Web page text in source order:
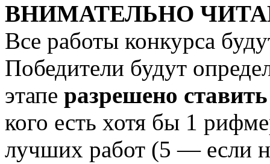
ВНИМАТЕЛЬНО
Все работы конкурса
Победители будут
этапе разрешено
кого есть хотя бы 1
лучших работ (5 — если